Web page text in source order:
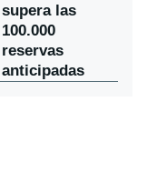
supera las
100.000
reservas
anticipadas